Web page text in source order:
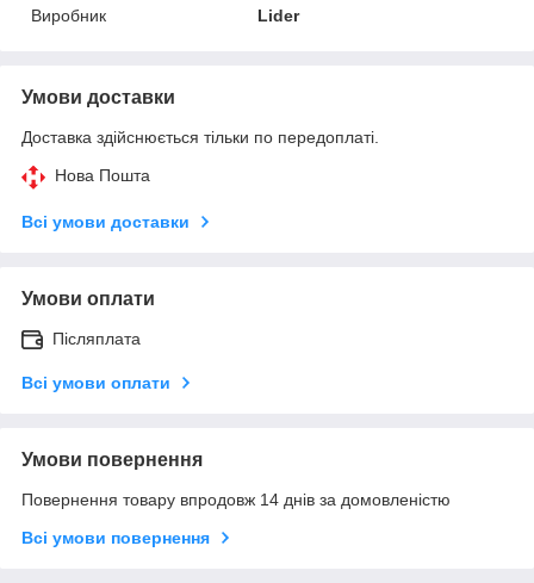
Виробник
Lider
Умови доставки
Доставка здійснюється тільки по передоплаті.
Нова Пошта
Всі умови доставки
Умови оплати
Післяплата
Всі умови оплати
Умови повернення
Повернення товару впродовж 14 днів за домовленістю
Всі умови повернення